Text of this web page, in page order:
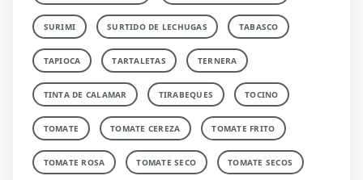
SURIMI SURTIDO DE LECHUGAS TABASCO
TAPIOCA TARTALETAS TERNERA
TINTA DE CALAMAR TIRABEQUES TOCINO
TOMATE TOMATE CEREZA TOMATE FRITO
TOMATE ROSA TOMATE SECO TOMATE SECOS